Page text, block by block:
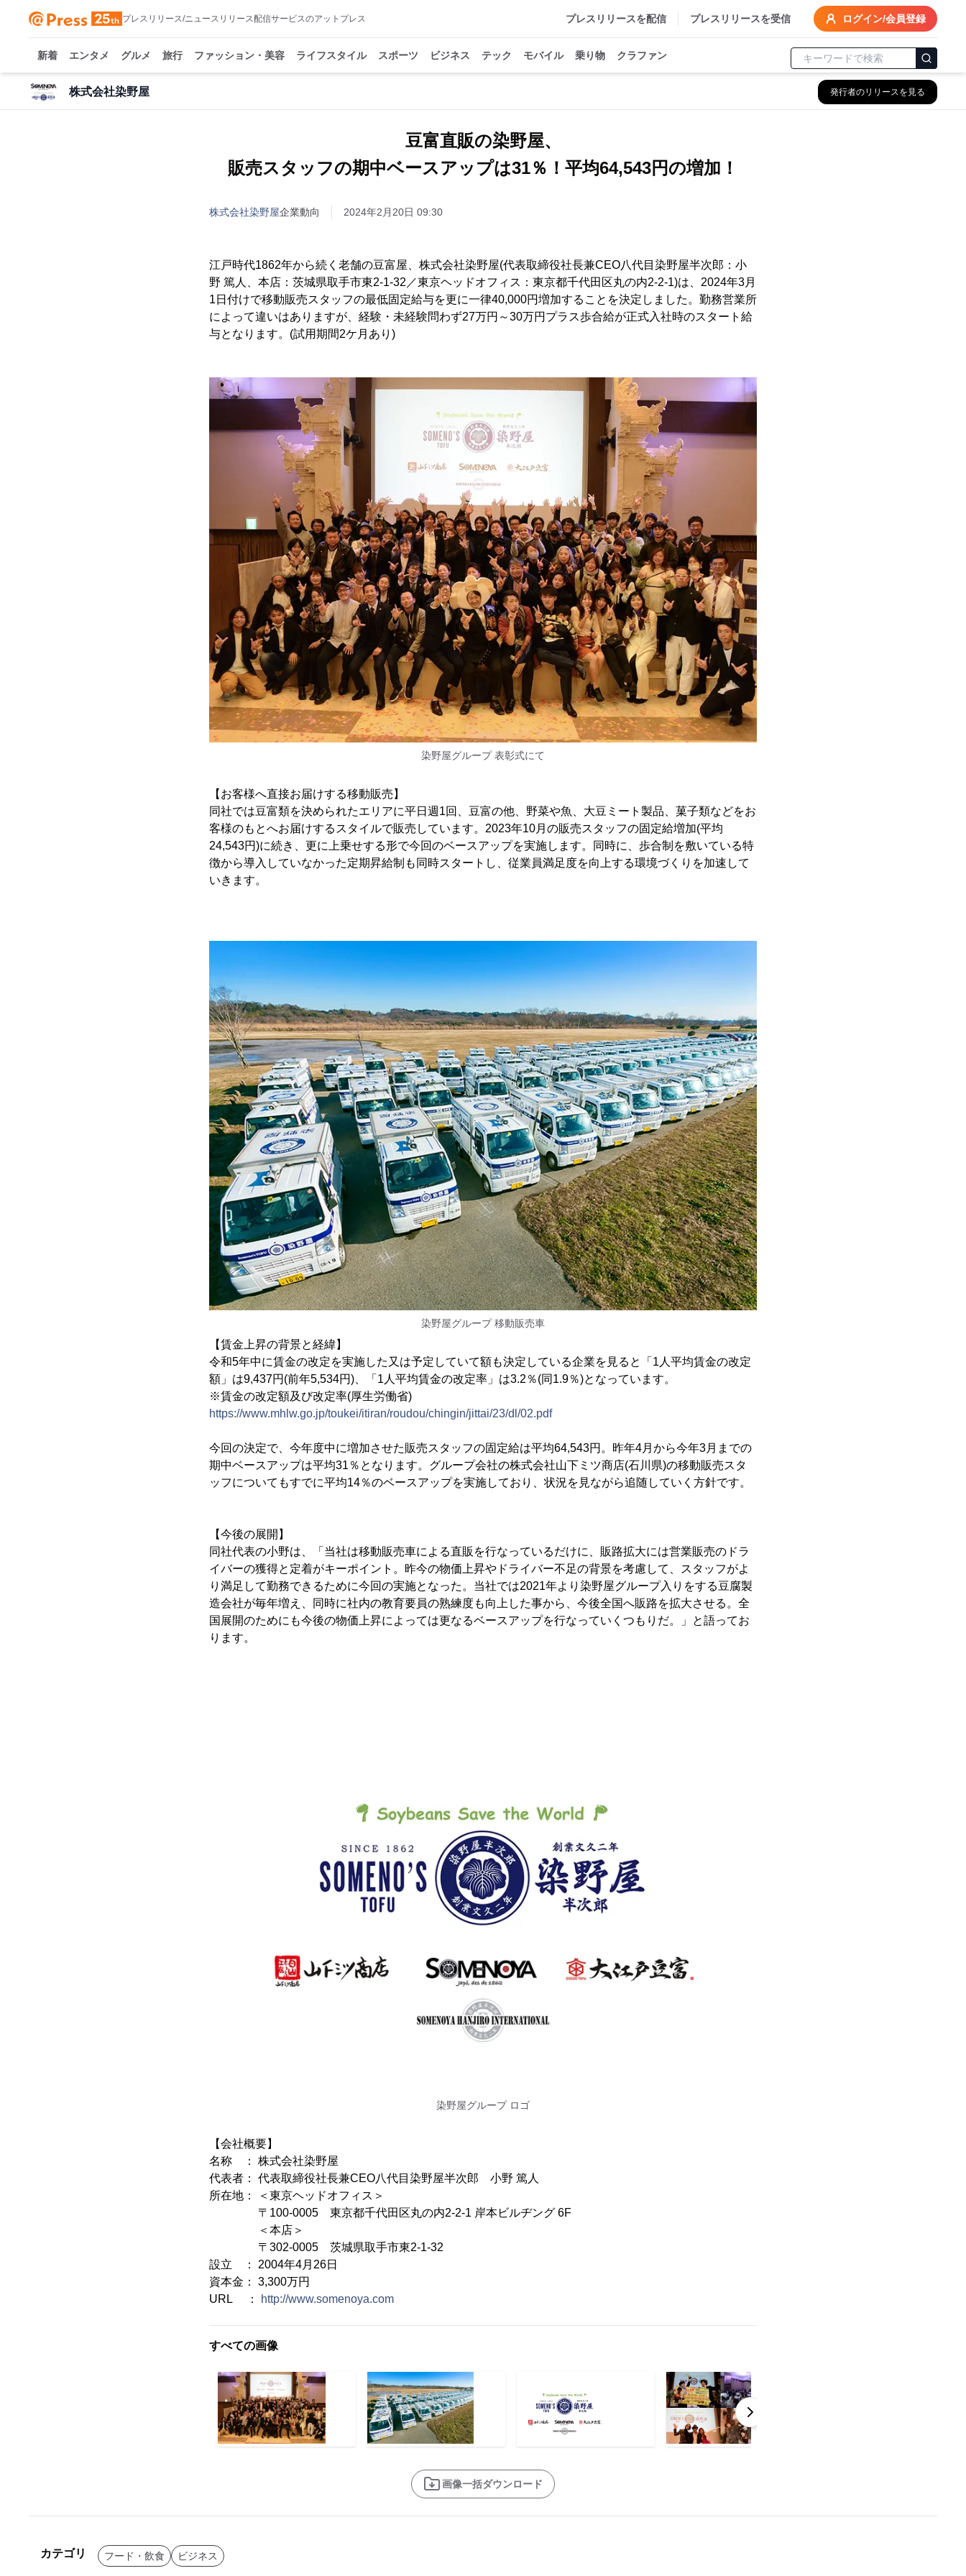
プレスリリース/ニュースリリース配信サービスのアットプレス プレスリリースを配信 プレスリリースを受信 ログイン/会員登録
新着 エンタメ グルメ 旅行 ファッション・美容 ライフスタイル スポーツ ビジネス テック モバイル 乗り物 クラファン
株式会社染野屋 発行者のリリースを見る
豆富直販の染野屋、
販売スタッフの期中ベースアップは31％！平均64,543円の増加！
株式会社染野屋企業動向 2024年2月20日 09:30
江戸時代1862年から続く老舗の豆富屋、株式会社染野屋(代表取締役社長兼CEO八代目染野屋半次郎：小
野 篤人、本店：茨城県取手市東2-1-32／東京ヘッドオフィス：東京都千代田区丸の内2-2-1)は、2024年3月
1日付けで移動販売スタッフの最低固定給与を更に一律40,000円増加することを決定しました。勤務営業所
によって違いはありますが、経験・未経験問わず27万円～30万円プラス歩合給が正式入社時のスタート給
与となります。(試用期間2ケ月あり)
染野屋グループ 表彰式にて
【お客様へ直接お届けする移動販売】
同社では豆富類を決められたエリアに平日週1回、豆富の他、野菜や魚、大豆ミート製品、菓子類などをお
客様のもとへお届けするスタイルで販売しています。2023年10月の販売スタッフの固定給増加(平均
24,543円)に続き、更に上乗せする形で今回のベースアップを実施します。同時に、歩合制を敷いている特
徴から導入していなかった定期昇給制も同時スタートし、従業員満足度を向上する環境づくりを加速して
いきます。
染野屋グループ 移動販売車
【賃金上昇の背景と経緯】
令和5年中に賃金の改定を実施した又は予定していて額も決定している企業を見ると「1人平均賃金の改定
額」は9,437円(前年5,534円)、「1人平均賃金の改定率」は3.2％(同1.9％)となっています。
※賃金の改定額及び改定率(厚生労働省)
https://www.mhlw.go.jp/toukei/itiran/roudou/chingin/jittai/23/dl/02.pdf
今回の決定で、今年度中に増加させた販売スタッフの固定給は平均64,543円。昨年4月から今年3月までの
期中ベースアップは平均31％となります。グループ会社の株式会社山下ミツ商店(石川県)の移動販売スタ
ッフについてもすでに平均14％のベースアップを実施しており、状況を見ながら追随していく方針です。
【今後の展開】
同社代表の小野は、「当社は移動販売車による直販を行なっているだけに、販路拡大には営業販売のドラ
イバーの獲得と定着がキーポイント。昨今の物価上昇やドライバー不足の背景を考慮して、スタッフがよ
り満足して勤務できるために今回の実施となった。当社では2021年より染野屋グループ入りをする豆腐製
造会社が毎年増え、同時に社内の教育要員の熟練度も向上した事から、今後全国へ販路を拡大させる。全
国展開のためにも今後の物価上昇によっては更なるベースアップを行なっていくつもりだ。」と語ってお
ります。
染野屋グループ ロゴ
【会社概要】
名称 ： 株式会社染野屋
代表者： 代表取締役社長兼CEO八代目染野屋半次郎 小野 篤人
所在地： ＜東京ヘッドオフィス＞
〒100-0005 東京都千代田区丸の内2-2-1 岸本ビルヂング 6F
＜本店＞
〒302-0005 茨城県取手市東2-1-32
設立 ： 2004年4月26日
資本金： 3,300万円
URL ：
http://www.somenoya.com
すべての画像
画像一括ダウンロード
カテゴリ フード・飲食 ビジネス